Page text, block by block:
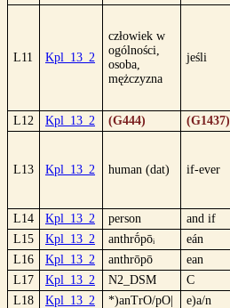
L11 Kpl_13_2
człowiek w
ogólności,
osoba,
mężczyzna
jeśli
L12 Kpl_13_2 (G444) (G1437)
L13 Kpl_13_2 human (dat) if-ever
L14 Kpl_13_2 person and if
L15
Kpl_13_2 anthrṓpōᵢ eán
L16
Kpl_13_2 anthrōpō ean
L17
Kpl_13_2 N2_DSM C
L18
Kpl_13_2 *)anTrO/pO| e)a/n